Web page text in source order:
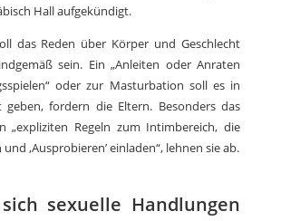
Hall aufgekündigt.
das Reden über Körper und Geschlecht
sein. Ein „Anleiten oder Anraten
oder zur Masturbation soll es in
fordern die Eltern. Besonders das
„expliziten Regeln zum Intimbereich, die
,Ausprobieren’ einladen“, lehnen sie ab.
sexuelle Handlungen